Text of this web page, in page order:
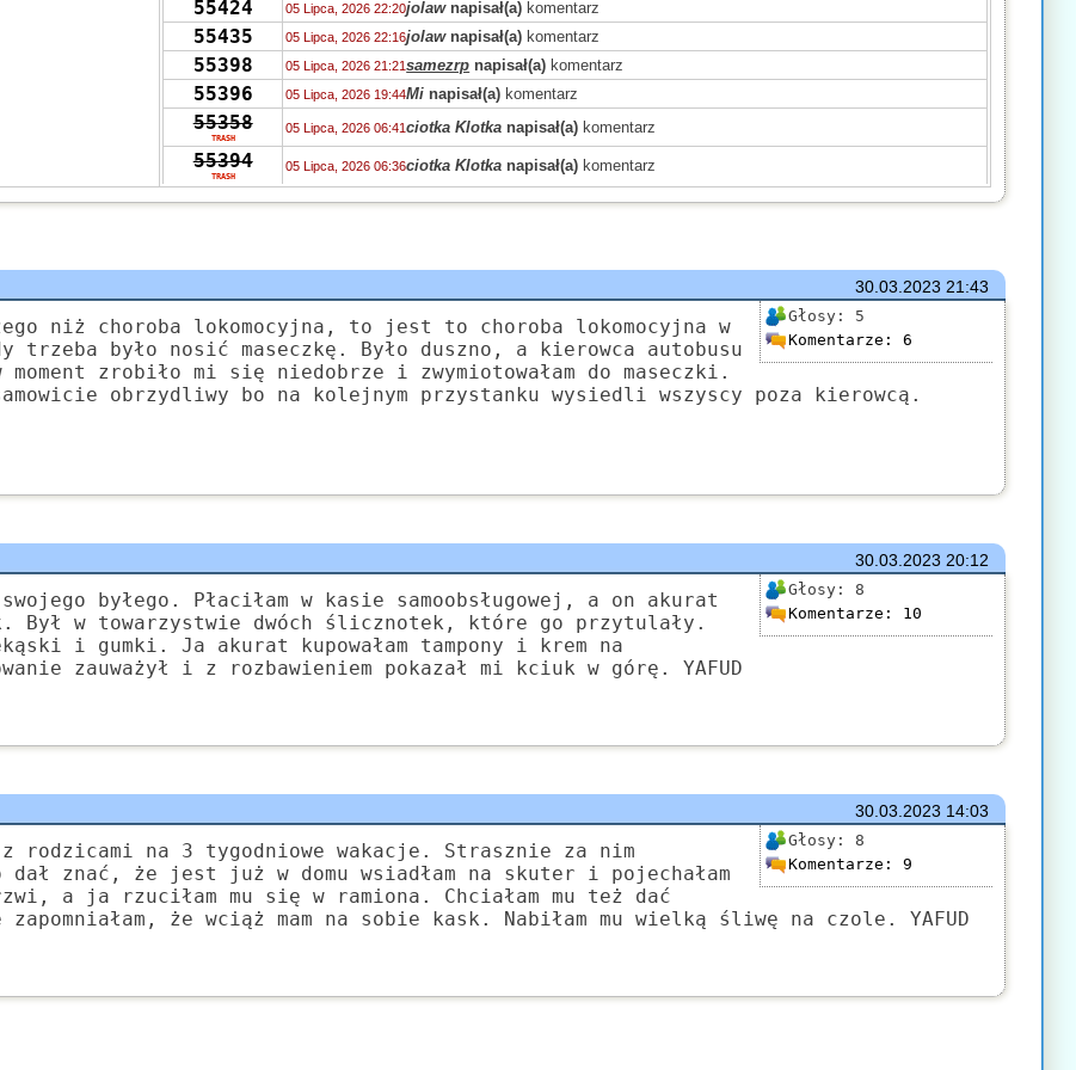
55424 05 Lipca, 2026 22:20jolawnapisał(a) komentarz
55435 05 Lipca, 2026 22:16jolawnapisał(a) komentarz
55398 05 Lipca, 2026 21:21samezrp napisał(a) komentarz
55396 05 Lipca, 2026 19:44Mi napisał(a) komentarz
55358
TRASH
05 Lipca, 2026 06:41ciotka Klotka napisał(a) komentarz
55394
TRASH
05 Lipca, 2026 06:36ciotka Klotka napisał(a) komentarz
55319 04 Lipca, 2026 15:04Pepponenapisał(a)komentarz
55322
55319 02 Lipca, 2026 13:57 Grejon napisał(a) komentarz
55347 02 Lipca, 2026 11:46 Bzhevxh napisał(a)komentarz
55319 02 Lipca, 2026 10:42Alice napisał(a)komentarz
30.03.2023 21:43
Głosy: 5
Komentarze: 6
niż choroba lokomocyjna, to jest to choroba lokomocyjna w
trzeba było nosić maseczkę. Było duszno, a kierowca autobusu
zrobiło mi się niedobrze i zwymiotowałam do maseczki.
obrzydliwy bo na kolejnym przystanku wysiedli wszyscy poza kierowcą.
30.03.2023 20:12
Głosy: 8
Komentarze: 10
byłego. Płaciłam w kasie samoobsługowej, a on akurat
Był w towarzystwie dwóch ślicznotek, które go przytulały.
i gumki. Ja akurat kupowałam tampony i krem na
zauważył i z rozbawieniem pokazał mi kciuk w górę. YAFUD
30.03.2023 14:03
Głosy: 8
Komentarze: 9
z rodzicami na 3 tygodniowe wakacje. Strasznie za nim
znać, że jest już w domu wsiadłam na skuter i pojechałam
a ja rzuciłam mu się w ramiona. Chciałam mu też dać
że wciąż mam na sobie kask. Nabiłam mu wielką śliwę na czole. YAFUD